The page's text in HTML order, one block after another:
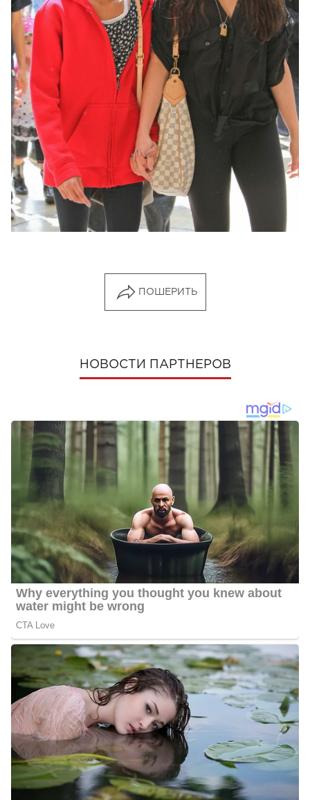
ПОШЕРИТЬ
НОВОСТИ ПАРТНЕРОВ